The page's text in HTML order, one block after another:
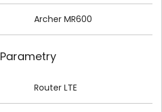
Archer MR600
Parametry
Router LTE